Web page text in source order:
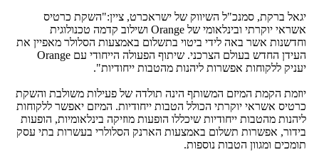
יגאל ברקת, סמנכ"ל השיווק של ישראכרט, ציין:"השקת כרטיס
אשראי יוקרתי ובינלאומי של Orange ושילוב קדמה טכנולוגית
וחדשנות אשר באה לידי ביטוי בתשלום באמצעות הסלולר מאפיין את
העידן החדש בעולם הצרכני. שיתוף הפעולה הייחודי עם Orange
יעניק ללקוחות אפשרות ליהנות מהטבות ייחודיות".
יוזמת הקמת המיזם המשותף הינה תולדה של פעילות משולבת והשקת
כרטיס אשראי יוקרתי הכולל הטבות ייחודיות. המיזם יאפשר ללקוחות
ליהנות מהטבות ייחודיות שיכללו הופעות מוזיקה בינלאומיות, הופעות
בידור, אפשרות תשלום באמצעות הארנק הסלולרי בעשרות בתי עסק
תומכים ומגוון הטבות נוספות.